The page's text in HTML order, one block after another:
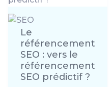
Le
référencement
SEO : vers le
référencement
SEO prédictif ?